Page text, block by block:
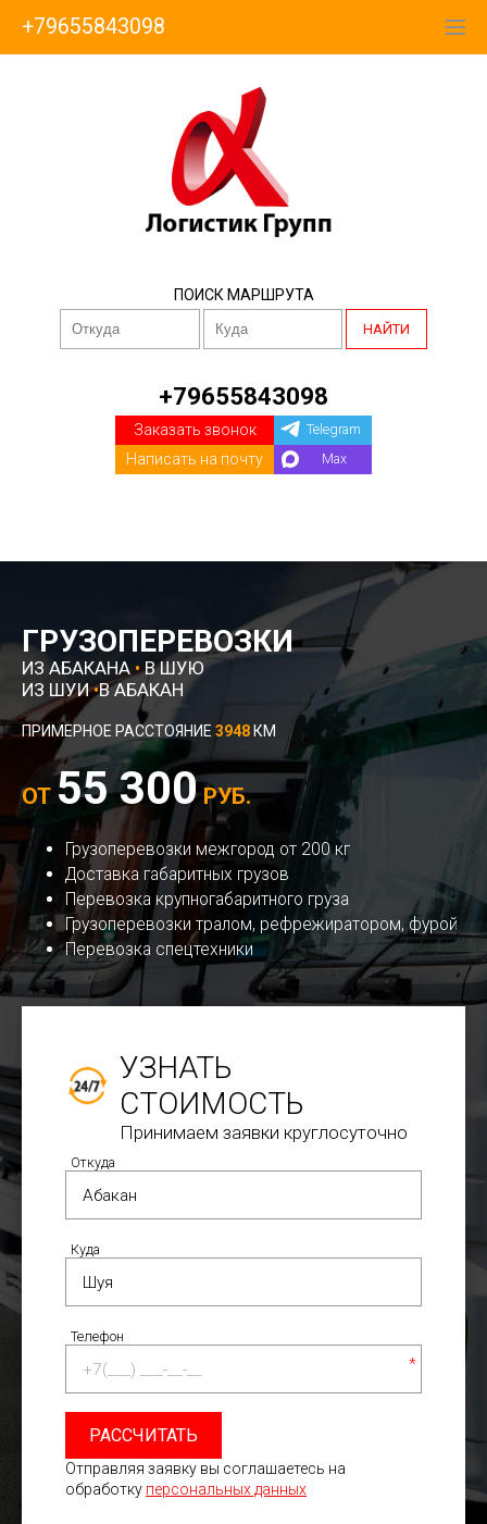
+79655843098
ПОИСК МАРШРУТА
НАЙТИ
+79655843098
Заказать звонок
Написать на почту
Telegram
Max
ГРУЗОПЕРЕВОЗКИ
ИЗ АБАКАНА •В ШУЮ
ИЗ ШУИ•В АБАКАН
ПРИМЕРНОЕ РАССТОЯНИЕ 3948 КМ
ОТ 55 300РУБ.
Грузоперевозки межгород от 200 кг
Доставка габаритных грузов
Перевозка крупногабаритного груза
Грузоперевозки тралом, рефрежиратором, фурой
Перевозка спецтехники
УЗНАТЬ
СТОИМОСТЬ
Принимаем заявки круглосуточно
Откуда
Куда
Телефон
*
РАССЧИТАТЬ
Отправляя заявку вы соглашаетесь на
обработку персональных данных